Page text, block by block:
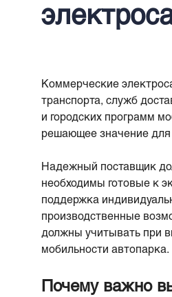
Коммерческие
транспорта, служб
и городских программ
решающее значение для
Надежный поставщик
необходимы готовые к
поддержка
производственные
должны учитывать при
мобильности автопарка.
Почему важно